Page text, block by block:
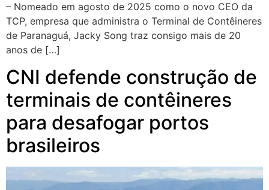
– Nomeado em agosto de 2025 como o novo CEO da
TCP, empresa que administra o Terminal de Contêineres
de Paranaguá, Jacky Song traz consigo mais de 20
anos de […]
CNI defende construção de
terminais de contêineres
para desafogar portos
brasileiros